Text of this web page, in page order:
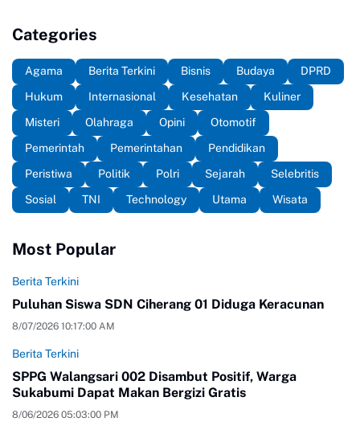
Categories
Agama Berita Terkini Bisnis Budaya
DPRD
Hukum
Internasional Kesehatan
Kuliner
Misteri
Olahraga Opini
Otomotif
Pemerintah
Pemerintahan
Pendidikan
Peristiwa
Politik Polri Sejarah
Selebritis
Sosial
TNI Technology Utama Wisata
Most Popular
Berita Terkini
Puluhan Siswa SDN Ciherang 01 Diduga Keracunan
8/07/2026 10:17:00 AM
Berita Terkini
SPPG Walangsari 002 Disambut Positif, Warga
Sukabumi Dapat Makan Bergizi Gratis
8/06/2026 05:03:00 PM